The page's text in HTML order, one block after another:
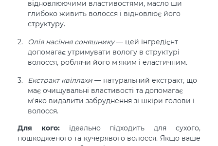
відновлюючими властивостями, масло ши
глибоко живить волосся і відновлює його
структуру.
Олія насіння соняшнику— цей інгредієнт
допомагає утримувати вологу в структурі
волосся, роблячи його м'яким і еластичним.
Екстракт квіллахи — натуральний екстракт, що
має очищувальні властивості та допомагає
м'яко видалити забруднення зі шкіри голови і
волосся.
Для кого: ідеально підходить для сухого,
пошкодженого та кучерявого волосся. Якщо ваше